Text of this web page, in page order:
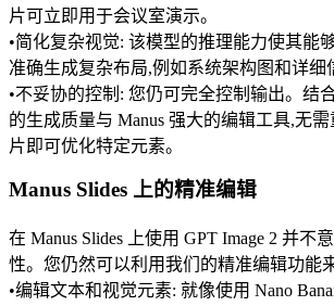
片可立即用于会议室演示。
•简化复杂视觉: 该模型的推理能力使其能
准确生成复杂布局,例如系统架构图和详细
•不妥协的控制: 您仍可完全控制输出。结
的生成质量与 Manus 强大的编辑工具,无
片即可优化特定元素。
Manus Slides 上的精准编辑
在 Manus Slides 上使用 GPT Image 2 并不
性。您仍然可以利用我们的精准编辑功能
•编辑文本和视觉元素: 就像使用 Nano